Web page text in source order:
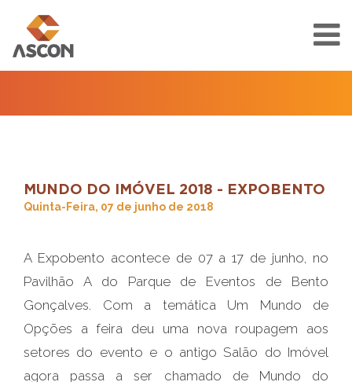
MUNDO DO IMÓVEL 2018 - EXPOBENTO
Quinta-Feira, 07 de junho de 2018
A Expobento acontece de 07 a 17 de junho, no
Pavilhão A do Parque de Eventos de Bento
Gonçalves. Com a temática Um Mundo de
Opções a feira deu uma nova roupagem aos
setores do evento e o antigo Salão do Imóvel
agora passa a ser chamado de Mundo do